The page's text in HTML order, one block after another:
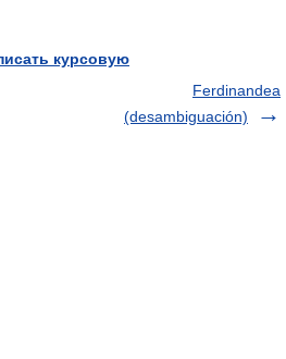
курсовую
Ferdinandea
(desambiguación)